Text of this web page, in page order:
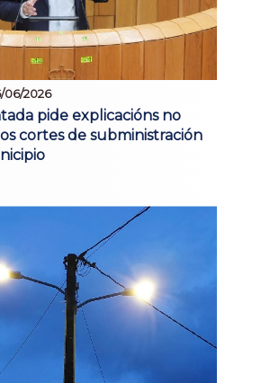
06/2026
pide explicacións no
cortes de subministración